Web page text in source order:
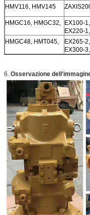
HMV116, HMV145
HMGC16, HMGC32, EX100-
EX220-
HMGC48, HMT045,
EX265-
EX300-
6. Osservazione